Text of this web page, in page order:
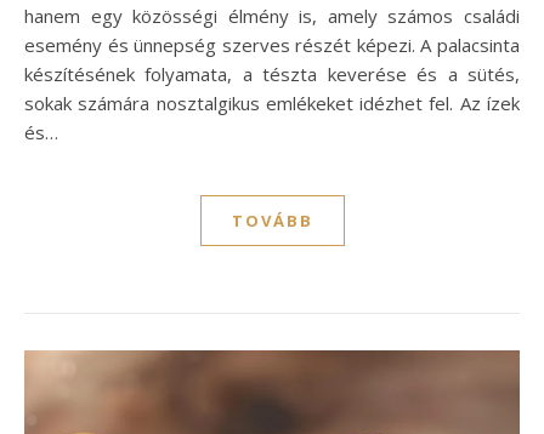
hanem egy közösségi élmény is, amely számos családi
esemény és ünnepség szerves részét képezi. A palacsinta
készítésének folyamata, a tészta keverése és a sütés,
sokak számára nosztalgikus emlékeket idézhet fel. Az ízek
és…
TOVÁBB